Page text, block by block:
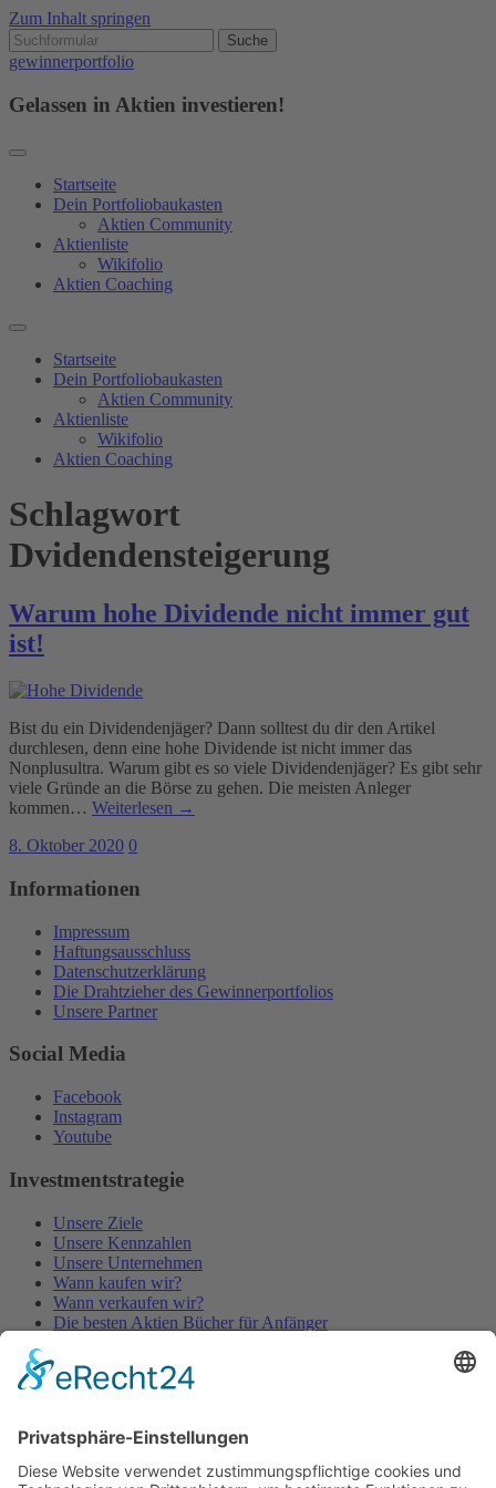
Zum Inhalt springen
Suchen
nach:
gewinnerportfolio
Gelassen in Aktien investieren!
Startseite
Dein Portfoliobaukasten
Aktien Community
Aktienliste
Wikifolio
Aktien Coaching
Suchfeld
ein-/ausblenden
Startseite
Dein Portfoliobaukasten
Aktien Community
Aktienliste
Wikifolio
Aktien Coaching
Schlagwort
Dvidendensteigerung
Warum hohe Dividende nicht immer gut
ist!
Bist du ein Dividendenjäger? Dann solltest du dir den Artikel
durchlesen, denn eine hohe Dividende ist nicht immer das
Nonplusultra. Warum gibt es so viele Dividendenjäger? Es gibt sehr
viele Gründe an die Börse zu gehen. Die meisten Anleger
kommen… Weiterlesen →
8. Oktober 2020 0
Informationen
Impressum
Haftungsausschluss
Datenschutzerklärung
Die Drahtzieher des Gewinnerportfolios
Unsere Partner
Social Media
Facebook
Instagram
Youtube
Investmentstrategie
Unsere Ziele
Unsere Kennzahlen
Unsere Unternehmen
Wann kaufen wir?
Wann verkaufen wir?
Die besten Aktien Bücher für Anfänger
© 2026gewinnerportfolio— Diese Website läuft mit